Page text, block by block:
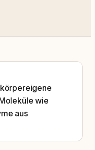
wie
aus